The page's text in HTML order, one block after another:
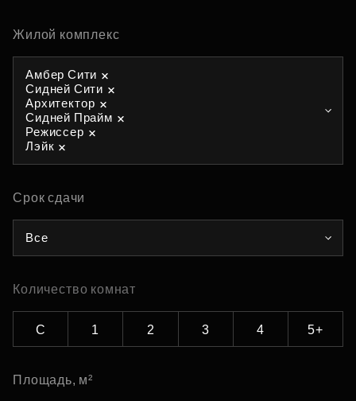
Жилой комплекс
Амбер Сити
Сидней Сити
Архитектор
Сидней Прайм
Режиссер
Лэйк
Срок сдачи
Все
Количество комнат
С 1 2 3 4 5+
Площадь, м²